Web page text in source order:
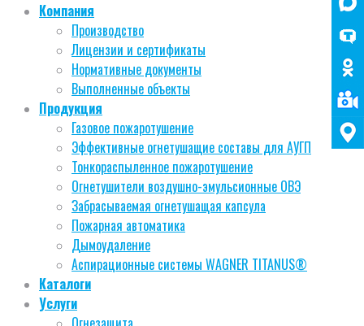
Компания
Производство
Лицензии и сертификаты
Нормативные документы
Выполненные объекты
Продукция
Газовое пожаротушение
Эффективные огнетушащие составы для АУГП
Тонкораспыленное пожаротушение
Огнетушители воздушно-эмульсионные ОВЭ
Забрасываемая огнетушащая капсула
Пожарная автоматика
Дымоудаление
Аспирационные системы WAGNER TITANUS®
Каталоги
Услуги